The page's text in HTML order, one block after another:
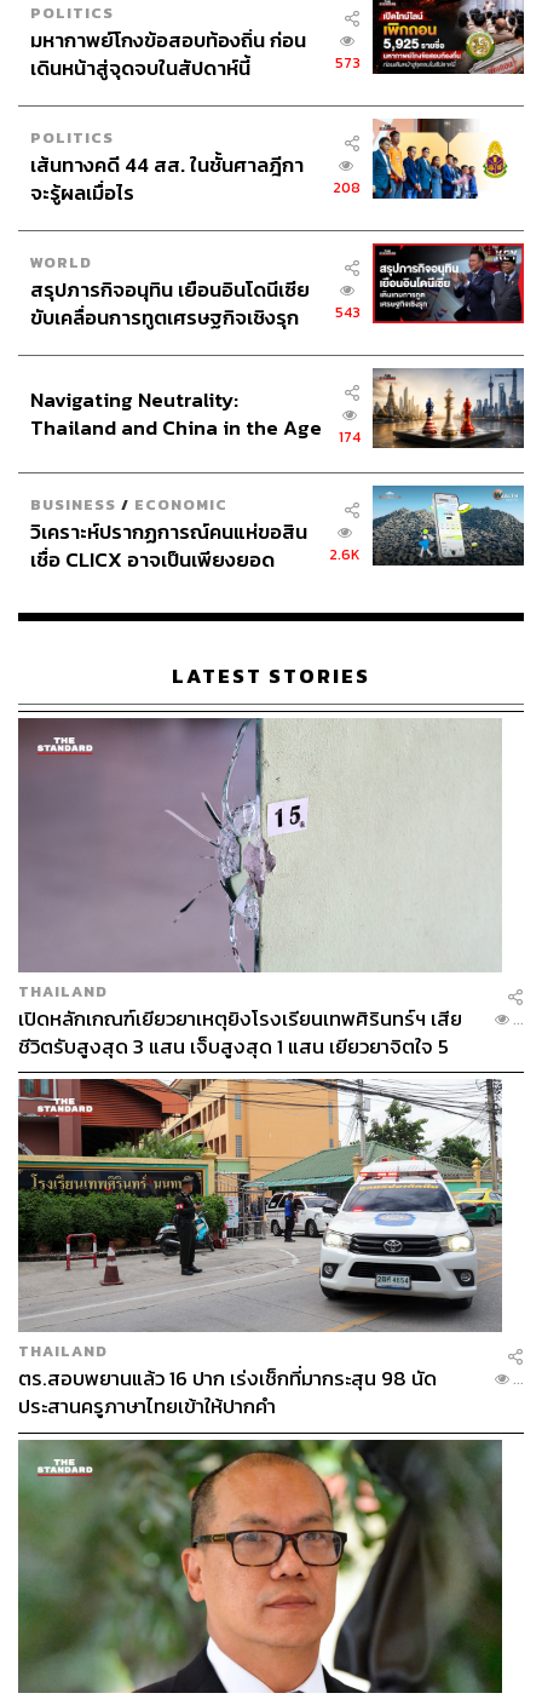
POLITICS
มหากาพย์โกงข้อสอบท้องถิ่น ก่อน
เดินหน้าสู่จุดจบในสัปดาห์นี้
573
POLITICS
เส้นทางคดี 44 สส. ในชั้นศาลฎีกา
จะรู้ผลเมื่อไร
208
WORLD
สรุปภารกิจอนุทิน เยือนอินโดนีเซีย
ขับเคลื่อนการทูตเศรษฐกิจเชิงรุก
543
Navigating Neutrality:
Thailand and China in the Age
174
BUSINESS / ECONOMIC
วิเคราะห์ปรากฏการณ์คนแห่ขอสิน
เชื่อ CLICX อาจเป็นเพียงยอด
เรือนไทยที่ถูกซุกไว้
2.6K
LATEST STORIES
THAILAND
เปิดหลักเกณฑ์เยียวยาเหตุยิงโรงเรียนเทพศิรินทร์ฯ เสีย
ชีวิตรับสูงสุด 3 แสน เจ็บสูงสุด 1 แสน เยียวยาจิตใจ 5
ระดับ
...
THAILAND
ตร.สอบพยานแล้ว 16 ปาก เร่งเช็กที่มากระสุน 98 นัด
ประสานครูภาษาไทยเข้าให้ปากคำ
...